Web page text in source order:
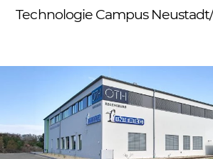
SkipTechnologie Campus